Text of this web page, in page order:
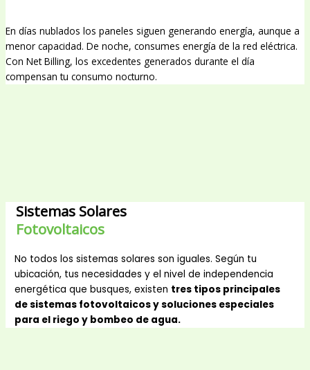
En días nublados los paneles siguen generando energía, aunque a
menor capacidad. De noche, consumes energía de la red eléctrica.
Con Net Billing, los excedentes generados durante el día
compensan tu consumo nocturno.
Sistemas Solares
Fotovoltaicos
No todos los sistemas solares son iguales. Según tu
ubicación, tus necesidades y el nivel de independencia
energética que busques, existen tres tipos principales
de sistemas fotovoltaicos y soluciones especiales
para el riego y bombeo de agua.